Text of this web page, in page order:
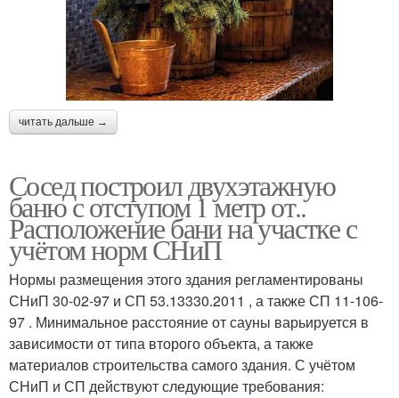
читать дальше →
Сосед построил двухэтажную
баню с отступом 1 метр от..
Расположение бани на участке с
учётом норм СНиП
Нормы размещения этого здания регламентированы
СНиП 30-02-97 и СП 53.13330.2011 , а также СП 11-106-
97 . Минимальное расстояние от сауны варьируется в
зависимости от типа второго объекта, а также
материалов строительства самого здания. С учётом
СНиП и СП действуют следующие требования: